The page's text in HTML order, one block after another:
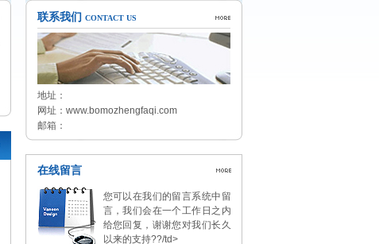
联系我们 CONTACT US
地址：
网址：www.bomozhengfaqi.com
邮箱：
在线留言
您可以在我们的留言系统中留
言，我们会在一个工作日之内
给您回复，谢谢您对我们长久
以来的支持??/td>